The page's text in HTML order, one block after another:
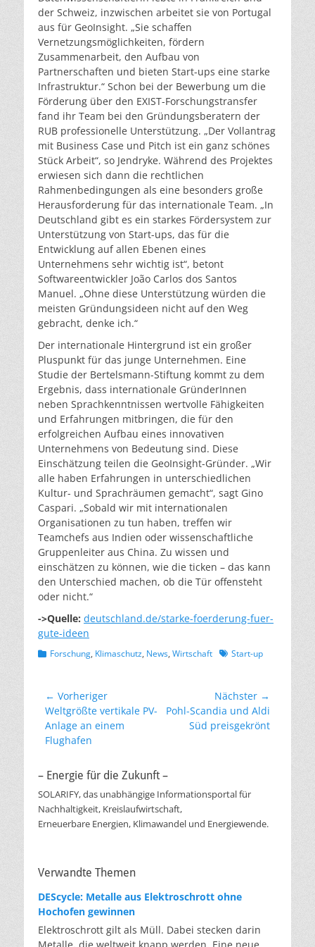
der Schweiz, inzwischen arbeitet sie von Portugal
aus für GeoInsight. „Sie schaffen
Vernetzungsmöglichkeiten, fördern
Zusammenarbeit, den Aufbau von
Partnerschaften und bieten Start-ups eine starke
Infrastruktur.“ Schon bei der Bewerbung um die
Förderung über den EXIST-Forschungstransfer
fand ihr Team bei den Gründungsberatern der
RUB professionelle Unterstützung. „Der Vollantrag
mit Business Case und Pitch ist ein ganz schönes
Stück Arbeit“, so Jendryke. Während des Projektes
erwiesen sich dann die rechtlichen
Rahmenbedingungen als eine besonders große
Herausforderung für das internationale Team. „In
Deutschland gibt es ein starkes Fördersystem zur
Unterstützung von Start-ups, das für die
Entwicklung auf allen Ebenen eines
Unternehmens sehr wichtig ist“, betont
Softwareentwickler João Carlos dos Santos
Manuel. „Ohne diese Unterstützung würden die
meisten Gründungsideen nicht auf den Weg
gebracht, denke ich.“
Der internationale Hintergrund ist ein großer
Pluspunkt für das junge Unternehmen. Eine
Studie der Bertelsmann-Stiftung kommt zu dem
Ergebnis, dass internationale GründerInnen
neben Sprachkenntnissen wertvolle Fähigkeiten
und Erfahrungen mitbringen, die für den
erfolgreichen Aufbau eines innovativen
Unternehmens von Bedeutung sind. Diese
Einschätzung teilen die GeoInsight-Gründer. „Wir
alle haben Erfahrungen in unterschiedlichen
Kultur- und Sprachräumen gemacht“, sagt Gino
Caspari. „Sobald wir mit internationalen
Organisationen zu tun haben, treffen wir
Teamchefs aus Indien oder wissenschaftliche
Gruppenleiter aus China. Zu wissen und
einschätzen zu können, wie die ticken – das kann
den Unterschied machen, ob die Tür offensteht
oder nicht.“
->Quelle: deutschland.de/starke-foerderung-fuer-
gute-ideen
Kategorien
Forschung, Klimaschutz, News, Wirtschaft Schlagworte
Start-up
Beitragsnavigation
← Vorheriger
Vorheriger
Beitrag:
Weltgrößte vertikale PV-
Anlage an einem
Flughafen
Nächster →
Nächster
Beitrag:
Pohl-Scandia und Aldi
Süd preisgekrönt
– Energie für die Zukunft –
SOLARIFY, das unabhängige Informationsportal für
Nachhaltigkeit, Kreislaufwirtschaft,
Erneuerbare Energien, Klimawandel und Energiewende.
Verwandte Themen
DEScycle: Metalle aus Elektroschrott ohne
Hochofen gewinnen
Elektroschrott gilt als Müll. Dabei stecken darin